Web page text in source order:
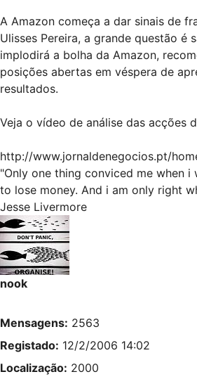
A Amazon começa a dar sinais de
Ulisses Pereira, a grande questão é
implodirá a bolha da Amazon,
posições abertas em véspera de
resultados.
Veja o vídeo de análise das acções
http://www.jornaldenegocios.pt/
"Only one thing conviced me when
to lose money. And i am only right
Jesse Livermore
nook
Mensagens: 2563
Registado: 12/2/2006 14:02
Localização: 2000